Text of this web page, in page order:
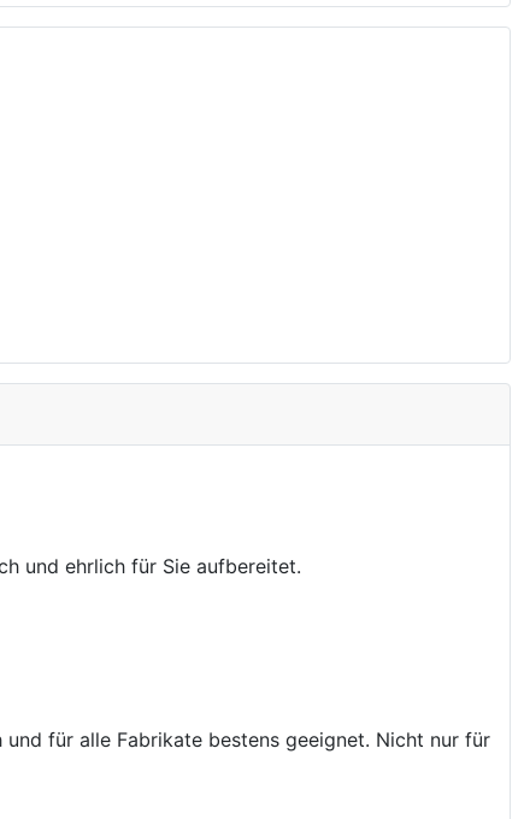
und ehrlich für Sie aufbereitet.
für alle Fabrikate bestens geeignet. Nicht nur für